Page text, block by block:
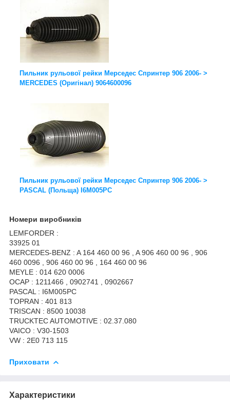
Пильник рульової рейки Мерседес Спринтер 906 2006- >
MERCEDES (Оригінал) 9064600096
Пильник рульової рейки Мерседес Спринтер 906 2006- >
PASCAL (Польща) I6M005PC
Номери виробників
LEMFORDER :
33925 01
MERCEDES-BENZ : A 164 460 00 96 , A 906 460 00 96 , 906
460 0096 , 906 460 00 96 , 164 460 00 96
MEYLE : 014 620 0006
OCAP : 1211466 , 0902741 , 0902667
PASCAL : I6M005PC
TOPRAN : 401 813
TRISCAN : 8500 10038
TRUCKTEC AUTOMOTIVE : 02.37.080
VAICO : V30-1503
VW : 2E0 713 115
Приховати
Характеристики